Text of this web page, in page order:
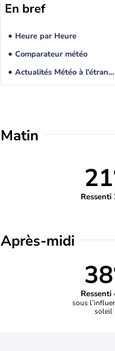
En bref
Heure par Heure
Comparateur météo
Actualités Météo à l'étranger
Matin
Ressenti
Après-midi
Ressenti
sous
soleil